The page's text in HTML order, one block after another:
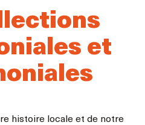
et
histoire locale et de notre